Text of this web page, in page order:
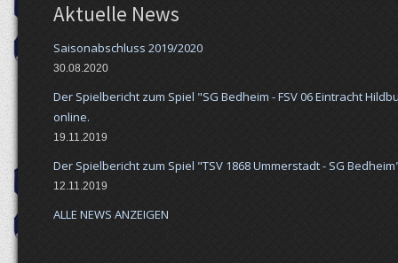
Aktuelle News
Saisonabschluss 2019/2020
30.08.2020
Der Spielbericht zum Spiel "SG Bedheim - FSV 06 Eintracht
online.
19.11.2019
Der Spielbericht zum Spiel "TSV 1868 Ummerstadt - SG
12.11.2019
ALLE NEWS ANZEIGEN